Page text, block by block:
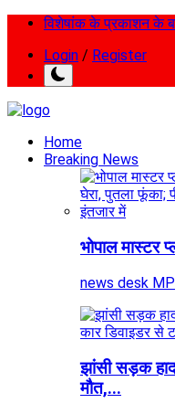
विशेषांक के प्रकाशन के
Login / Register
Home
Breaking News
भोपाल मास्टर
news desk
झांसी सड़क
मौत,...